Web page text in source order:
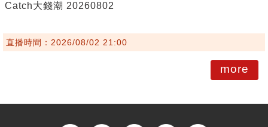
Catch大錢潮 20260802
直播時間：2026/08/02 21:00
more